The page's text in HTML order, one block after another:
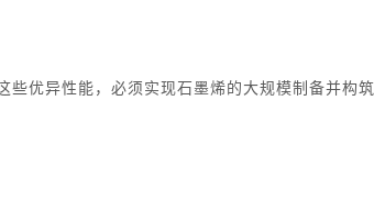
优异性能，必须实现石墨烯的大规模制备并构